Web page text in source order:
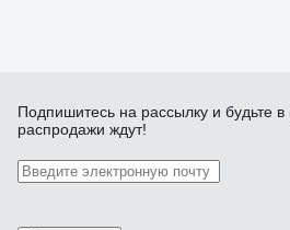
Подпишитесь на рассылку и будьте в
распродажи ждут!